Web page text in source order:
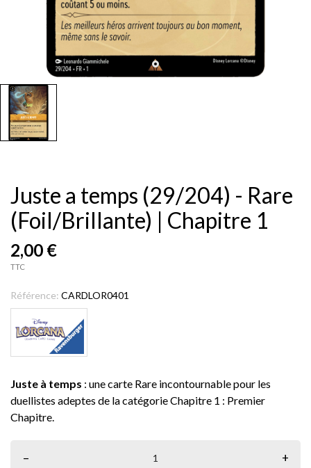
Juste a temps (29/204) - Rare
(Foil/Brillante) | Chapitre 1
2,00 €
TTC
Référence: CARDLOR0401
Juste à temps : une carte Rare incontournable pour les
duellistes adeptes de la catégorie Chapitre 1 : Premier
Chapitre.
– +